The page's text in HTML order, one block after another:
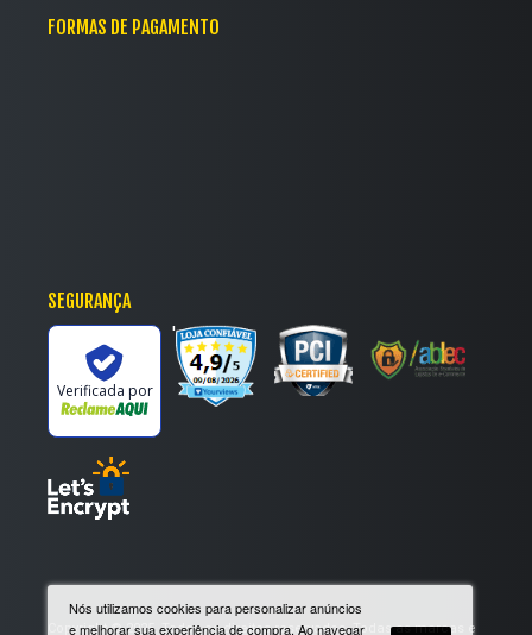
Nós utilizamos cookies para personalizar anúncios
e melhorar sua experiência de compra. Ao navegar
FORMAS DE PAGAMENTO
SEGURANÇA
Verificada por
'
Copyright © 2025. Todos os direitos reservados. Todas as marcas e